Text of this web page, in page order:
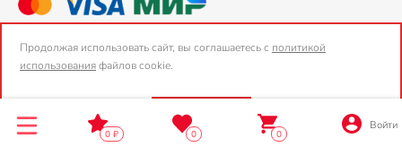
0 0 0
Войти
2006-2026, Konik.ru
Продолжая использовать сайт, вы соглашаетесь с политикой
использованияфайлов cookie.